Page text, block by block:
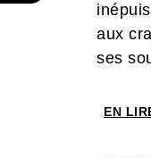
aux
ses
EN